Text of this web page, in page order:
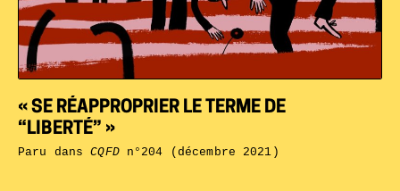
« SE RÉAPPROPRIER LE TERME DE
“LIBERTÉ” »
Paru dansCQFDn°204 (décembre 2021)